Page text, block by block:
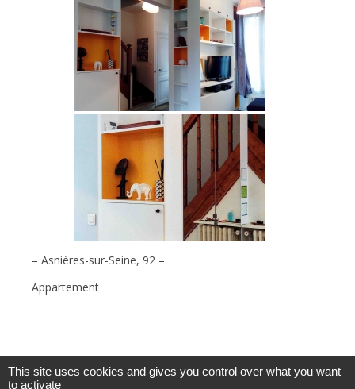
– Asnières-sur-Seine, 92 –
Appartement
This site uses cookies and gives you control over what you want
to activate